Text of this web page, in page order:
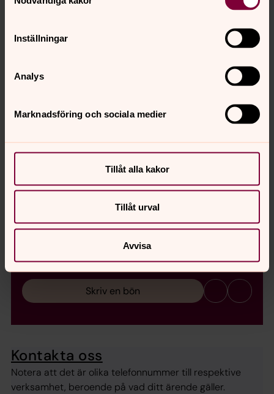
Inställningar
Analys
Marknadsföring och sociala medier
Tillåt alla kakor
Tillåt urval
Avvisa
Se ljuset på 7 Augusti 2026
Skriv en bön
Kontakta oss
Notera att det är olika telefonnummer till respektive
verksamhet, beroende på vad ditt ärende gäller.